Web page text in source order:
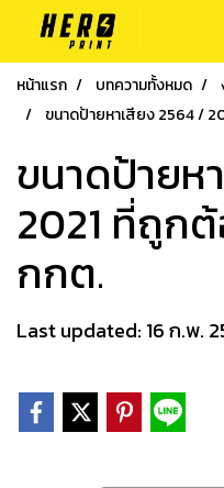
หน้าแรก บทความทั้งหมด
ขนาดป้ายหาเสียง 2564 /
ขนาดป้ายห
2021 ที่ถูก
กกต.
Last updated: 16 ก.พ.